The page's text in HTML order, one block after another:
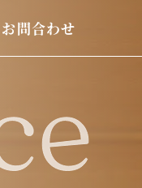
お問合わせ